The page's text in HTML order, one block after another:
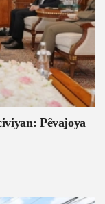
Pêvajoya